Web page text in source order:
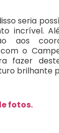
seria
incrível.
aos
o
fazer
brilhante
fotos.